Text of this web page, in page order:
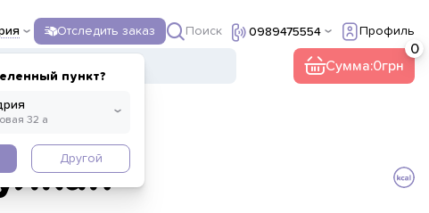
пункт?
Другой
Отследить заказ Поиск 0989475554 Профиль
Сумма:0